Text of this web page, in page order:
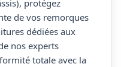
protégez
de vos remorques
dédiées aux
nos experts
totale avec la